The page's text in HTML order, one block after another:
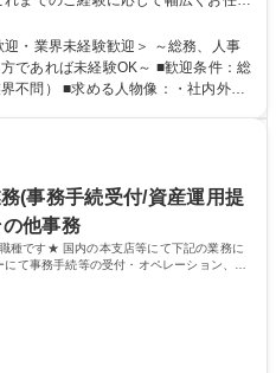
ど ※基本的には事務所勤務ですが、
圏以外への日帰り・宿泊を伴う国内
つつ、お互いに助け合いながら、総
・業界未経験歓迎＞ ～総務、人事
であれば未経験OK～ ■歓迎条件：総
：・社内外の
(事務手続受付/資産運用提
他事務
種です★ 国内の本支店等にて下記の業務に
て事務手続等の受付・オペレーション、お